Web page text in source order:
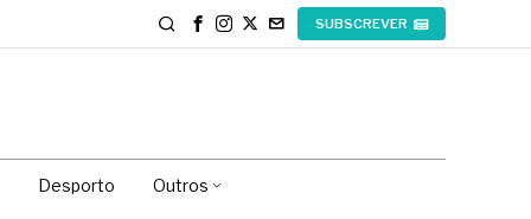
SUBSCREVER
Desporto Outros